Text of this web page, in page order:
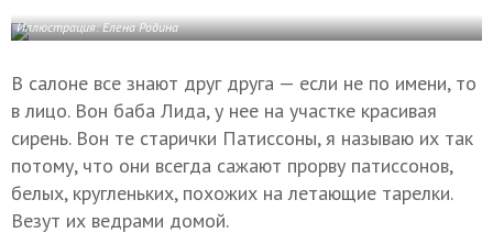
Иллюстрация: Елена Родина
В салоне все знают друг друга — если не по имени, то
в лицо. Вон баба Лида, у нее на участке красивая
сирень. Вон те старички Патиссоны, я называю их так
потому, что они всегда сажают прорву патиссонов,
белых, кругленьких, похожих на летающие тарелки.
Везут их ведрами домой.